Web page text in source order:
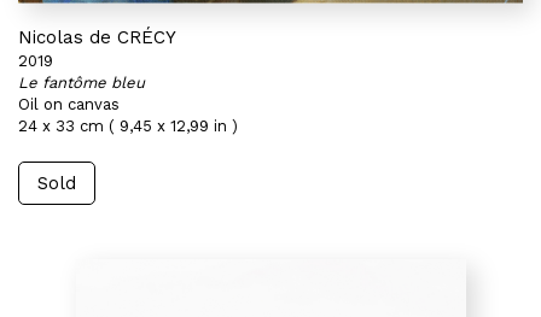
Nicolas de CRÉCY
2019
Le fantôme bleu
Oil on canvas
24 x 33 cm ( 9,45 x 12,99 in )
Sold